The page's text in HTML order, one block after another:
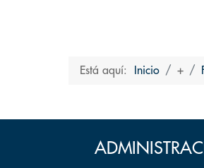
Está aquí: Inicio +